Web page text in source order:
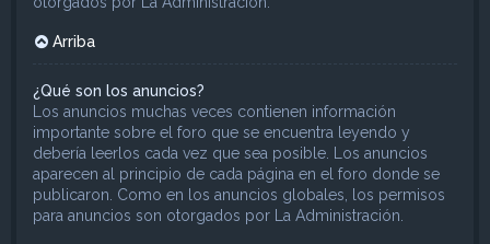
Arriba
¿Qué son los anuncios?
Los anuncios muchas veces contienen información
importante sobre el foro que se encuentra leyendo y
debería leerlos cada vez que sea posible. Los anuncios
aparecen al principio de cada página en el foro donde se
publicaron. Como en los anuncios globales, los permisos
para anuncios son otorgados por La Administración.